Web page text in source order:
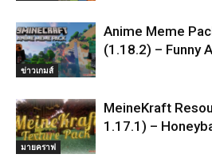
ข่าวเกมส์
Anime Meme
(1.18.2) – Funny
มายคราฟ
MeineKraft
1.17.1) –